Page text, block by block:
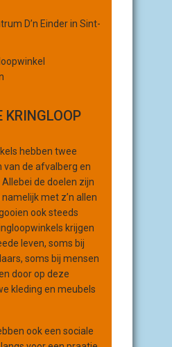
D’n Einder in Sint-
KRINGLOOP
hebben twee
van de afvalberg en
de doelen zijn
met z’n allen
ook steeds
krijgen
leven, soms bij
soms bij mensen
door op deze
kleding en meubels
ook een sociale